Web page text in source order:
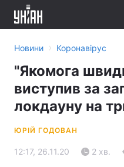
Новини › Коронавірус
"Якомога
виступив за
локдауну на
ЮРІЙ ГОДОВАН
12:17, 26.11.20 2 хв.